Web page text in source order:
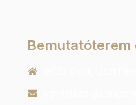
Bemutatóterem